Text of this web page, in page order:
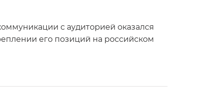
с аудиторией оказался
его позиций на российском